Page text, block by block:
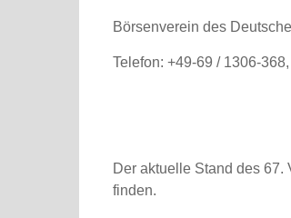
Börsenverein des
Telefon: +49-69 / 1306-
Der aktuelle Stand des
finden.